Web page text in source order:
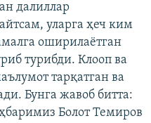
далиллар
уларга ҳеч ким
оширилаётган
турибди. Клооп ва
тарқатган ва
Бунга жавоб битта:
Болот Темиров